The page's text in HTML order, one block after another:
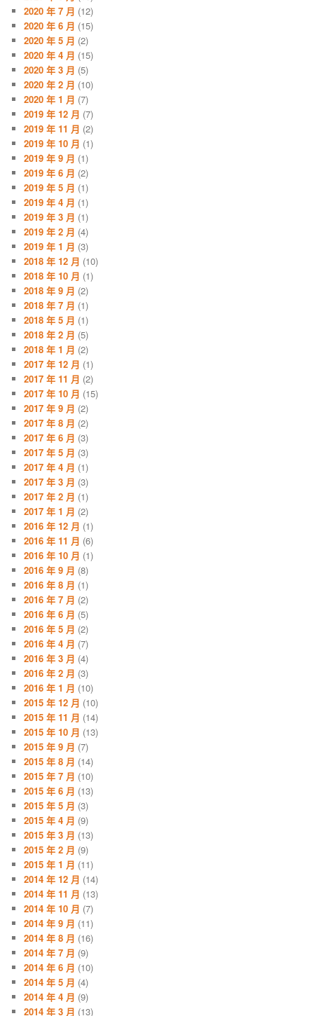
2020 年 7 月 (12)
2020 年 6 月 (15)
2020 年 5 月 (2)
2020 年 4 月 (15)
2020 年 3 月 (5)
2020 年 2 月 (10)
2020 年 1 月 (7)
2019 年 12 月 (7)
2019 年 11 月 (2)
2019 年 10 月 (1)
2019 年 9 月 (1)
2019 年 6 月 (2)
2019 年 5 月 (1)
2019 年 4 月 (1)
2019 年 3 月 (1)
2019 年 2 月 (4)
2019 年 1 月 (3)
2018 年 12 月 (10)
2018 年 10 月 (1)
2018 年 9 月 (2)
2018 年 7 月 (1)
2018 年 5 月 (1)
2018 年 2 月 (5)
2018 年 1 月 (2)
2017 年 12 月 (1)
2017 年 11 月 (2)
2017 年 10 月 (15)
2017 年 9 月 (2)
2017 年 8 月 (2)
2017 年 6 月 (3)
2017 年 5 月 (3)
2017 年 4 月 (1)
2017 年 3 月 (3)
2017 年 2 月 (1)
2017 年 1 月 (2)
2016 年 12 月 (1)
2016 年 11 月 (6)
2016 年 10 月 (1)
2016 年 9 月 (8)
2016 年 8 月 (1)
2016 年 7 月 (2)
2016 年 6 月 (5)
2016 年 5 月 (2)
2016 年 4 月 (7)
2016 年 3 月 (4)
2016 年 2 月 (3)
2016 年 1 月 (10)
2015 年 12 月 (10)
2015 年 11 月 (14)
2015 年 10 月 (13)
2015 年 9 月 (7)
2015 年 8 月 (14)
2015 年 7 月 (10)
2015 年 6 月 (13)
2015 年 5 月 (3)
2015 年 4 月 (9)
2015 年 3 月 (13)
2015 年 2 月 (9)
2015 年 1 月 (11)
2014 年 12 月 (14)
2014 年 11 月 (13)
2014 年 10 月 (7)
2014 年 9 月 (11)
2014 年 8 月 (16)
2014 年 7 月 (9)
2014 年 6 月 (10)
2014 年 5 月 (4)
2014 年 4 月 (9)
2014 年 3 月 (13)